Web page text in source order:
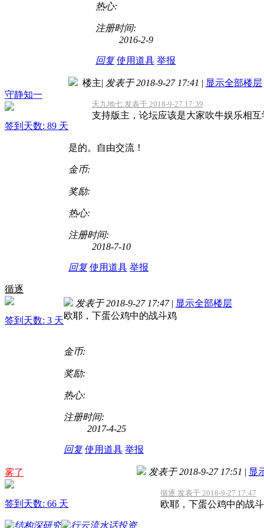
热心:
注册时间:
2016-2-9
回复 使用道具 举报
守静知一
签到天数: 89 天
楼主| 发表于 2018-9-27 17:41 | 显示全部楼层
天九地七 发表于 2018-9-27 17:39
支持版主，论坛应该是大家吹牛娱乐相互
是的。自由交流！
金币:
奖励:
热心:
注册时间:
2018-7-10
回复 使用道具 举报
循逐
签到天数: 3 天
发表于 2018-9-27 17:47 | 显示全部楼层
欧耶，下蛋公鸡中的战斗鸡
金币:
奖励:
热心:
注册时间:
2017-4-25
回复 使用道具 举报
雾了
签到天数: 66 天
发表于 2018-9-27 17:51 | 显
循逐 发表于 2018-9-27 17:47
欧耶，下蛋公鸡中的战